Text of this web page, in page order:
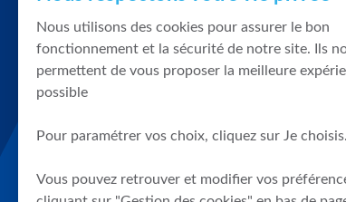
Nous utilisons des cookies pour assurer le bon
fonctionnement et la sécurité de notre site. Ils
permettent de vous proposer la meilleure
possible
Pour paramétrer vos choix, cliquez sur Je choisis.
Vous pouvez retrouver et modifier vos